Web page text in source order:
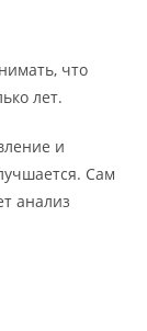
что
лет.
и
Сам
анализ